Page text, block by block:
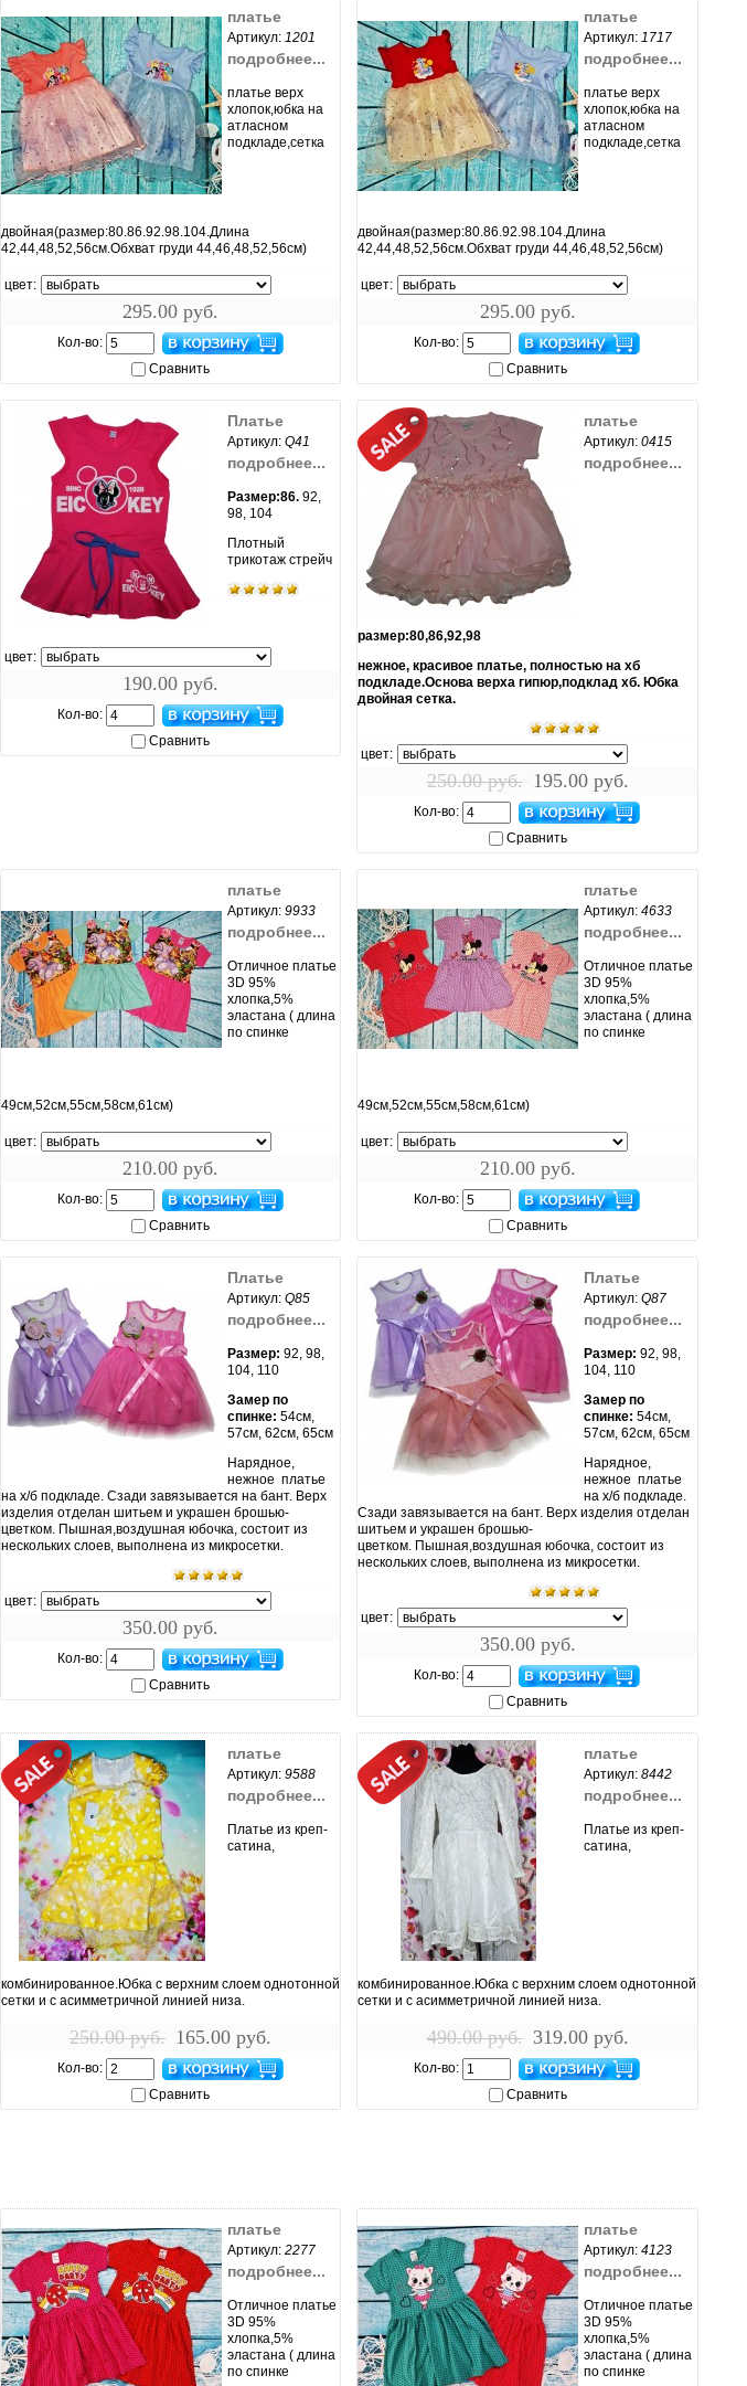
платье
Артикул: 1201
подробнее...
платье верх
хлопок,юбка на
атласном
подкладе,сетка
двойная(размер:80.86.92.98.104.Длина
42,44,48,52,56см.Обхват груди 44,46,48,52,56см)
цвет:
295.00 руб.
Кол-во:
Сравнить
платье
Артикул: 1717
подробнее...
платье верх
хлопок,юбка на
атласном
подкладе,сетка
двойная(размер:80.86.92.98.104.Длина
42,44,48,52,56см.Обхват груди 44,46,48,52,56см)
цвет:
295.00 руб.
Кол-во:
Сравнить
Платье
Артикул: Q41
подробнее...
Размер:86. 92,
98, 104
Плотный
трикотаж стрейч
цвет:
190.00 руб.
Кол-во:
Сравнить
платье
Артикул: 0415
подробнее...
размер:80,86,92,98
нежное, красивое платье, полностью на хб
подкладе.Основа верха гипюр,подклад хб. Юбка
двойная сетка.
цвет:
250.00 руб. 195.00 руб.
Кол-во:
Сравнить
платье
Артикул: 9933
подробнее...
Отличное платье
3D 95%
хлопка,5%
эластана ( длина
по спинке
49см,52см,55см,58см,61см)
цвет:
210.00 руб.
Кол-во:
Сравнить
платье
Артикул: 4633
подробнее...
Отличное платье
3D 95%
хлопка,5%
эластана ( длина
по спинке
49см,52см,55см,58см,61см)
цвет:
210.00 руб.
Кол-во:
Сравнить
Платье
Артикул: Q85
подробнее...
Размер: 92, 98,
104, 110
Замер по
спинке: 54см,
57см, 62см, 65см
Нарядное,
нежное платье
на х/б подкладе. Сзади завязывается на бант. Верх
изделия отделан шитьем и украшен брошью-
цветком. Пышная,воздушная юбочка, состоит из
нескольких слоев, выполнена из микросетки.
цвет:
350.00 руб.
Кол-во:
Сравнить
Платье
Артикул: Q87
подробнее...
Размер: 92, 98,
104, 110
Замер по
спинке: 54см,
57см, 62см, 65см
Нарядное,
нежное платье
на х/б подкладе.
Сзади завязывается на бант. Верх изделия отделан
шитьем и украшен брошью-
цветком. Пышная,воздушная юбочка, состоит из
нескольких слоев, выполнена из микросетки.
цвет:
350.00 руб.
Кол-во:
Сравнить
платье
Артикул: 9588
подробнее...
Платье из креп-
сатина,
комбинированное.Юбка с верхним слоем однотонной
сетки и с асимметричной линией низа.
250.00 руб. 165.00 руб.
Кол-во:
Сравнить
платье
Артикул: 8442
подробнее...
Платье из креп-
сатина,
комбинированное.Юбка с верхним слоем однотонной
сетки и с асимметричной линией низа.
490.00 руб. 319.00 руб.
Кол-во:
Сравнить
платье
Артикул: 2277
подробнее...
Отличное платье
3D 95%
хлопка,5%
эластана ( длина
по спинке
платье
Артикул: 4123
подробнее...
Отличное платье
3D 95%
хлопка,5%
эластана ( длина
по спинке